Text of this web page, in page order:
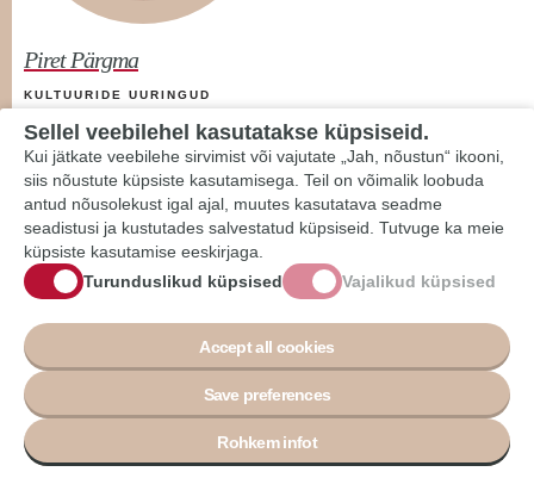
Piret Pärgma
KULTUURIDE UURINGUD
Piret Pärgma on lõpetanud kirjaliku tõlke magistriõppe Tallinna
Ülikoolis. Tõlkeuuringutest paeluvad Piretit eelkõige
tõlkijauuringud, tõlkija nähtavuse teema ning tõlkija positsioon
kultuuriväljal. Doktoriõppes uurib Piret ingliskeelse ilukirjanduse
tõlkijaid Eestis kolmel eri ajaperioodil ning paigutab nad ajastu
kultuurilisse konteksti, lähtudes Bourdieu väljateooria kesksetest
mõistetest ning Lieven D’hulst'i ja Anthony Pymi tõlkeloo
kirjutamise meetoditest.
LINGVISTIKA
Sellel veebilehel kasutatakse küpsiseid.
Kui jätkate veebilehe sirvimist või vajutate „Jah, nõustun“ ikooni,
siis nõustute küpsiste kasutamisega. Teil on võimalik loobuda
antud nõusolekust igal ajal, muutes kasutatava seadme
seadistusi ja kustutades salvestatud küpsiseid. Tutvuge ka meie
küpsiste kasutamise eeskirjaga.
Turunduslikud küpsised
Vajalikud küpsised
Accept all cookies
Save preferences
Rohkem infot